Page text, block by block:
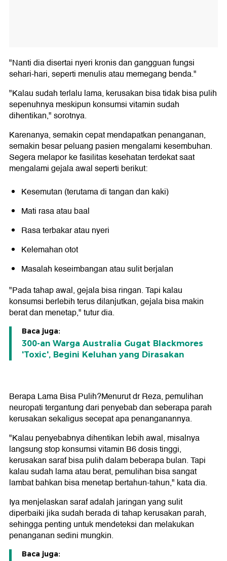
"Nanti dia disertai nyeri kronis dan gangguan fungsi
sehari-hari, seperti menulis atau memegang benda."
"Kalau sudah terlalu lama, kerusakan bisa tidak bisa pulih
sepenuhnya meskipun konsumsi vitamin sudah
dihentikan," sorotnya.
Karenanya, semakin cepat mendapatkan penanganan,
semakin besar peluang pasien mengalami kesembuhan.
Segera melapor ke fasilitas kesehatan terdekat saat
mengalami gejala awal seperti berikut:
Kesemutan (terutama di tangan dan kaki)
Mati rasa atau baal
Rasa terbakar atau nyeri
Kelemahan otot
Masalah keseimbangan atau sulit berjalan
"Pada tahap awal, gejala bisa ringan. Tapi kalau
konsumsi berlebih terus dilanjutkan, gejala bisa makin
berat dan menetap," tutur dia.
Baca juga:
300-an Warga Australia Gugat Blackmores
'Toxic', Begini Keluhan yang Dirasakan
Berapa Lama Bisa Pulih?Menurut dr Reza, pemulihan
neuropati tergantung dari penyebab dan seberapa parah
kerusakan sekaligus secepat apa penanganannya.
"Kalau penyebabnya dihentikan lebih awal, misalnya
langsung stop konsumsi vitamin B6 dosis tinggi,
kerusakan saraf bisa pulih dalam beberapa bulan. Tapi
kalau sudah lama atau berat, pemulihan bisa sangat
lambat bahkan bisa menetap bertahun-tahun," kata dia.
Iya menjelaskan saraf adalah jaringan yang sulit
diperbaiki jika sudah berada di tahap kerusakan parah,
sehingga penting untuk mendeteksi dan melakukan
penanganan sedini mungkin.
Baca juga: